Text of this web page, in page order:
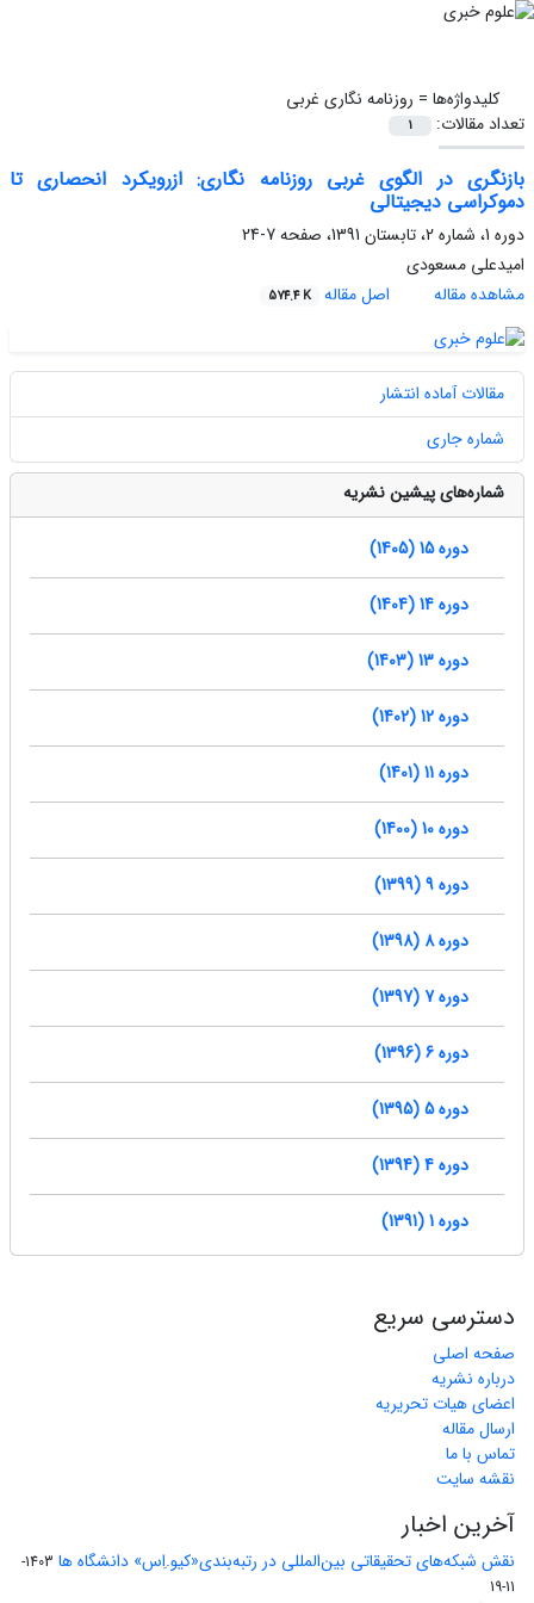
کلیدواژه‌ها = روزنامه نگاری غربی
تعداد مقالات:
1
بازنگری در الگوی غربی روزنامه نگاری: ازرویکرد انحصاری تا
دموکراسی دیجیتالی
دوره 1، شماره 2، تابستان 1391، صفحه
7-24
امیدعلی مسعودی
مشاهده مقاله
اصل مقاله 574.4 K
مقالات آماده انتشار
شماره جاری
شماره‌های پیشین نشریه
دوره 15 (1405)
دوره 14 (1404)
دوره 13 (1403)
دوره 12 (1402)
دوره 11 (1401)
دوره 10 (1400)
دوره 9 (1399)
دوره 8 (1398)
دوره 7 (1397)
دوره 6 (1396)
دوره 5 (1395)
دوره 4 (1394)
دوره 1 (1391)
دسترسی سریع
صفحه اصلی
درباره نشریه
اعضای هیات تحریریه
ارسال مقاله
تماس با ما
نقشه سایت
آخرین اخبار
نقش شبکه‌های تحقیقاتی بین‌المللی در رتبه‌بندی«کیو.اِس» دانشگاه ها
1403-
11-19